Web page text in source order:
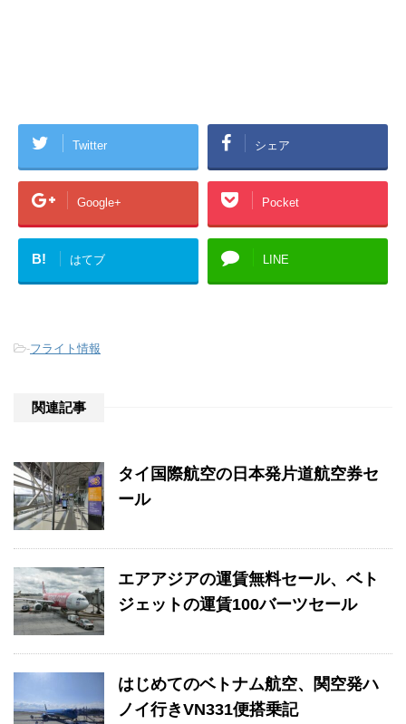
Twitter シェア
Google+ Pocket
B! はてブ LINE
-フライト情報
関連記事
タイ国際航空の日本発片道航空券セ
ール
エアアジアの運賃無料セール、ベト
ジェットの運賃100バーツセール
はじめてのベトナム航空、関空発ハ
ノイ行きVN331便搭乗記